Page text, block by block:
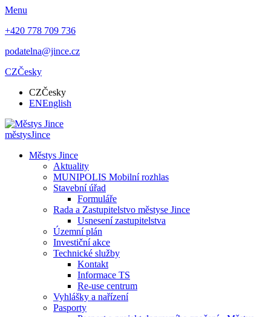
Menu
+420 778 709 736
podatelna@jince.cz
CZČesky
CZČesky
ENEnglish
městysJince
Městys Jince
Aktuality
MUNIPOLIS Mobilní rozhlas
Stavební úřad
Formuláře
Rada a Zastupitelstvo městyse Jince
Usnesení zastupitelstva
Územní plán
Investiční akce
Technické služby
Kontakt
Informace TS
Re-use centrum
Vyhlášky a nařízení
Pasporty